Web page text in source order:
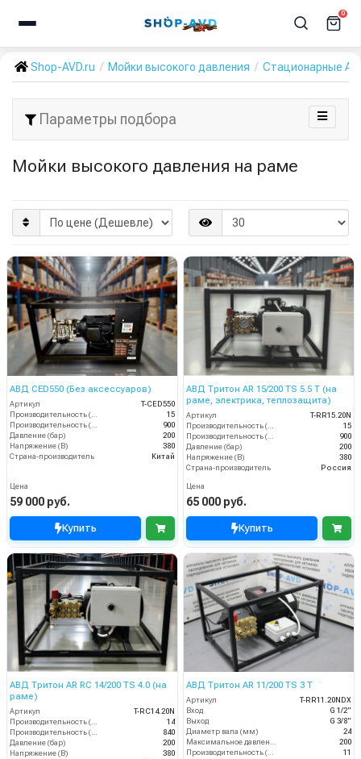
0
Shop-AVD.ru Мойки высокого давления Стационарные
Параметры подбора
Мойки высокого давления на раме
АВД CED550 (Без аксессуаров)
Артикул
T-CED550
15
900
Давление (бар)
200
Напряжение (В)
380
Страна-производитель
Китай
Цена
59 000 руб.
Купить
АВД Тритон AR 15/200 TS 5.5 T (на
раме, электрика, теплозащита)
Артикул
T-RR15.20N
15
900
Давление (бар)
200
Напряжение (В)
380
Страна-производитель
Россия
Цена
65 000 руб.
Купить
АВД Тритон AR RC 14/200 TS 4.0 (на
раме)
Артикул
T-RС14.20N
Производительность (л/мин)
14
Производительность (л/ч)
840
Давление (бар)
200
Напряжение (В)
380
АВД Тритон AR 11/200 TS 3 T
Артикул
T-RR11.20NDX
Вход
G 1/2"
Выход
G 3/8"
Диаметр вала (мм)
24
Максимальное давление (бар)
200
Производительность (л/мин)
11